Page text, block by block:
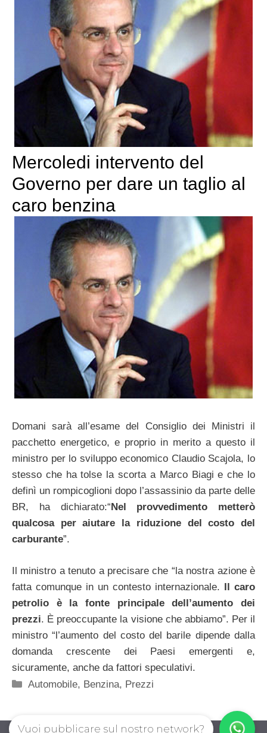
Mercoledi intervento del
Governo per dare un taglio al
caro benzina
Domani sarà all’esame del Consiglio dei Ministri il
pacchetto energetico, e proprio in merito a questo il
ministro per lo sviluppo economico Claudio Scajola, lo
stesso che ha tolse la scorta a Marco Biagi e che lo
definì un rompicoglioni dopo l’assassinio da parte delle
BR, ha dichiarato:“Nel provvedimento metterò
qualcosa per aiutare la riduzione del costo del
carburante”.
Il ministro a tenuto a precisare che “la nostra azione è
fatta comunque in un contesto internazionale. Il caro
petrolio è la fonte principale dell’aumento dei
prezzi. È preoccupante la visione che abbiamo”. Per il
ministro “l’aumento del costo del barile dipende dalla
domanda crescente dei Paesi emergenti e,
sicuramente, anche da fattori speculativi.
Categorie
Automobile, Benzina, Prezzi
Vuoi pubblicare sul nostro network?